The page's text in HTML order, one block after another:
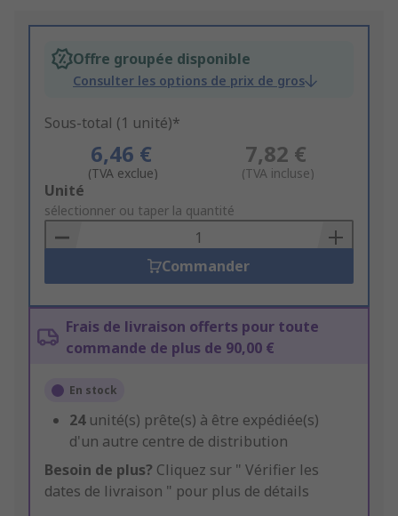
Offre groupée disponible
Consulter les options de prix de gros
Sous-total (1 unité)*
6,46 €
(TVA exclue)
7,82 €
(TVA incluse)
Add
to
Basket
Unité
sélectionner ou taper la quantité
Commander
Frais de livraison offerts pour toute
commande de plus de 90,00 €
En stock
24 unité(s) prête(s) à être expédiée(s)
d'un autre centre de distribution
Besoin de plus? Cliquez sur " Vérifier les
dates de livraison " pour plus de détails